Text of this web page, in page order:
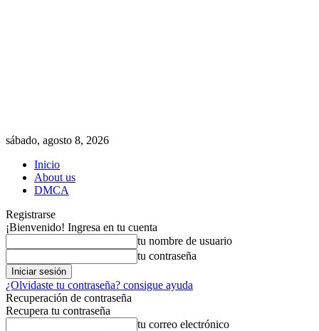
sábado, agosto 8, 2026
Inicio
About us
DMCA
Registrarse
¡Bienvenido! Ingresa en tu cuenta
tu nombre de usuario
tu contraseña
¿Olvidaste tu contraseña? consigue ayuda
Recuperación de contraseña
Recupera tu contraseña
tu correo electrónico